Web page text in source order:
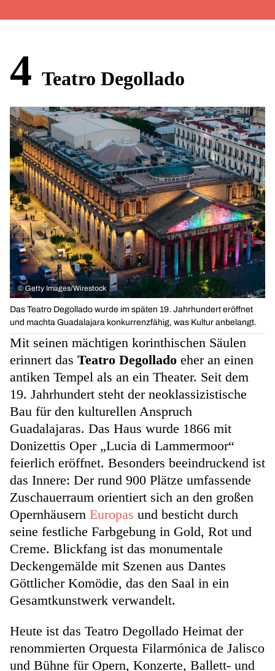
4 Teatro Degollado
© Getty Images/Wirestock
Das Teatro Degollado wurde im späten 19. Jahrhundert eröffnet
und machta Guadalajara konkurrenzfähig, was Kultur anbelangt.
Mit seinen mächtigen korinthischen Säulen
erinnert das Teatro Degollado eher an einen
antiken Tempel als an ein Theater. Seit dem
19. Jahrhundert steht der neoklassizistische
Bau für den kulturellen Anspruch
Guadalajaras. Das Haus wurde 1866 mit
Donizettis Oper „Lucia di Lammermoor“
feierlich eröffnet. Besonders beeindruckend ist
das Innere: Der rund 900 Plätze umfassende
Zuschauerraum orientiert sich an den großen
Opernhäusern Europas und besticht durch
seine festliche Farbgebung in Gold, Rot und
Creme. Blickfang ist das monumentale
Deckengemälde mit Szenen aus Dantes
Göttlicher Komödie, das den Saal in ein
Gesamtkunstwerk verwandelt.
Heute ist das Teatro Degollado Heimat der
renommierten Orquesta Filarmónica de Jalisco
und Bühne für Opern, Konzerte, Ballett- und